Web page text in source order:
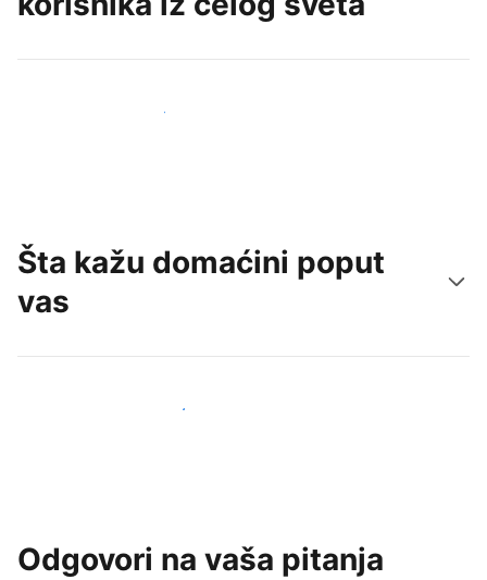
Privucite nove goste već danas
Šta kažu domaćini poput
vas
Pridružite se domaćinima poput vas
Odgovori na vaša pitanja